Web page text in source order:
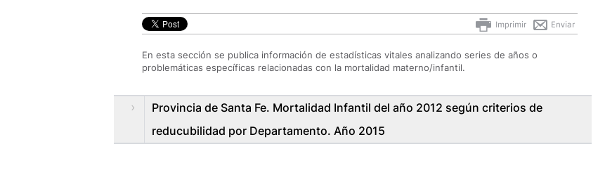
Enviar
Imprimir
En esta sección se publica información de estadísticas vitales analizando series de años o
problemáticas específicas relacionadas con la mortalidad materno/infantil.
Provincia de Santa Fe. Mortalidad Infantil del año 2012 según criterios de
reducubilidad por Departamento. Año 2015